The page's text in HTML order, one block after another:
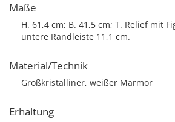
Maße
H. 61,4 cm; B. 41,5 cm; T. Relief mit
untere Randleiste 11,1 cm.
Material/Technik
Großkristalliner, weißer Marmor
Erhaltung